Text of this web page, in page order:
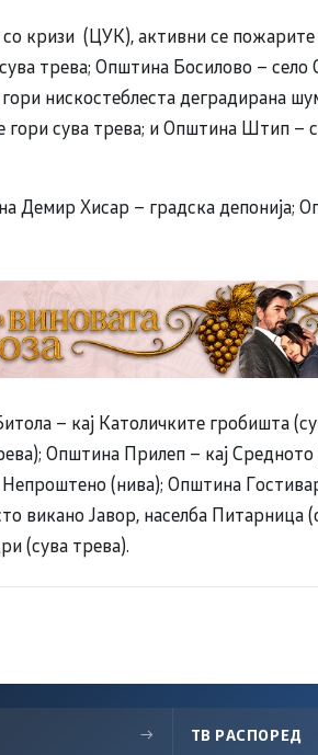
кризи (ЦУК), активни се
трева; Општина Босилово – село
нискостеблеста деградирана
сува трева; и Општина Штип –
Демир Хисар – градска депонија;
– кај Католичките гробишта
Општина Прилеп – кај Средното
(нива); Општина
викано Јавор, населба Питарница
(сува трева).
→ ТВ РАСПОРЕД